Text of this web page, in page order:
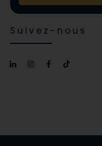
Suivez-nous